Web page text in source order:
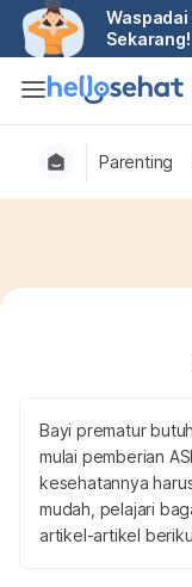
Waspadai
Sekarang!
Parenting
Bayi prematur
mulai pemberian
kesehatannya
mudah, pelajari
artikel-artikel